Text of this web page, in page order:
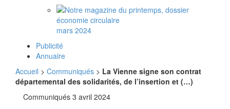
mars 2024
Publicité
Annuaire
Accueil > Communiqués > La Vienne signe son contrat
départemental des solidarités, de l’insertion et (…)
Communiqués 3 avril 2024